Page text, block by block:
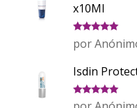
x10Ml
Valorado
con
de 5
por
Isdin
Valorado